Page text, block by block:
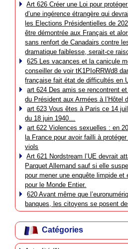
Art 626 Créer une Loi pour
d’une ingérence étrangère qui
les Elections Présidentielles de
être démontrée aux Français et
sans renfort de Canadairs contre
dramatique faiblesse, serait-ce
625 Les vacances et la canicule
conseiller de voir tK1PIoRRWd8
française fait état de difficultés en
art 624 Des amis se rencontrent
du Président aux Armées à l’Hôtel
art 623 Vous êtes à Paris ce 14
du 18 juin 1940…
art 622 Violences sexuelles : en
la France pour avoir failli à
viols
Art 621 Nordstream l’UE devrait
Parquet Allemand sauf si elle
pour mener une enquête limpide et
pour le Monde Entier.
620 Avant même que
banques, les citoyens se posent
Catégories